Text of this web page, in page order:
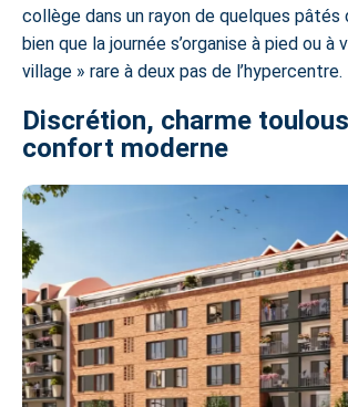
collège dans un rayon de quelques pâtés
bien que la journée s’organise à pied ou à
village » rare à deux pas de l’hypercentre.
Discrétion, charme
confort moderne